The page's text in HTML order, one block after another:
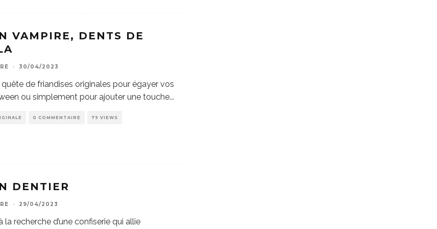
VAMPIRE, DENTS DE
· 30/04/2023
de friandises originales pour égayer vos
ou simplement pour ajouter une touche...
0 COMMENTAIRE 79 VIEWS
DENTIER
· 29/04/2023
la recherche d’une confiserie qui allie